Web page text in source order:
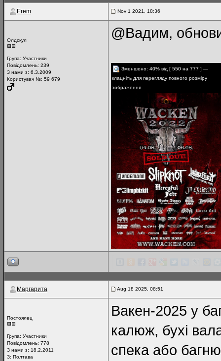
Erem Nov 1 2021, 18:36
Олдскул
Група: Участники
Повідомлень: 239
З нами з: 6.3.2009
Користувач №: 59 679
@Вадим,
Зменшено: 40% від [ 550 на 777 ] —
клацніть для перегляду повного розміру
зображення
Маргарита Aug 18 2025, 08:51
Постоялец
Група: Участники
Повідомлень: 778
З нами з: 18.2.2011
З: Полтава
Вакен-2025 у
калюж, бухі
спека або